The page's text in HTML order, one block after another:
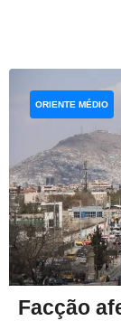
Facção
ORIENTE MÉDIO